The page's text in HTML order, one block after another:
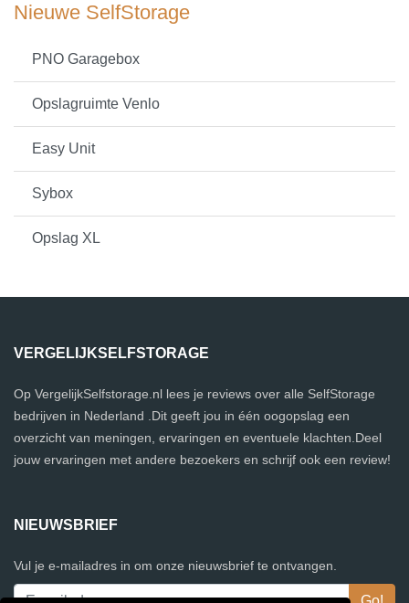
Nieuwe SelfStorage
PNO Garagebox
Opslagruimte Venlo
Easy Unit
Sybox
Opslag XL
VERGELIJKSELFSTORAGE
Op VergelijkSelfstorage.nl lees je reviews over alle SelfStorage
bedrijven in Nederland .Dit geeft jou in één oogopslag een
overzicht van meningen, ervaringen en eventuele klachten.Deel
jouw ervaringen met andere bezoekers en schrijf ook een review!
NIEUWSBRIEF
Vul je e-mailadres in om onze nieuwsbrief te ontvangen.